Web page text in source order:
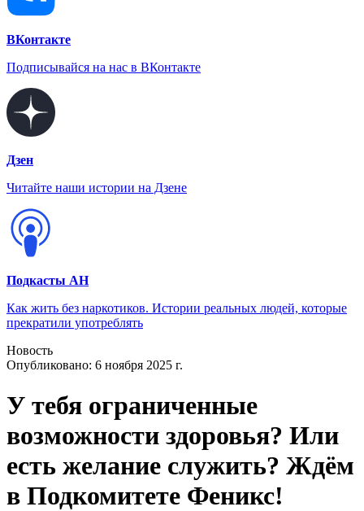
ВКонтакте
Подписывайся на нас в ВКонтакте
Дзен
Читайте наши истории на Дзене
Подкасты АН
Как жить без наркотиков. Истории реальных людей, которые
прекратили употреблять
Новость
Опубликовано: 6 ноября 2025 г.
У тебя ограниченные
возможности здоровья? Или
есть желание служить? Ждём
в Подкомитете Феникс!